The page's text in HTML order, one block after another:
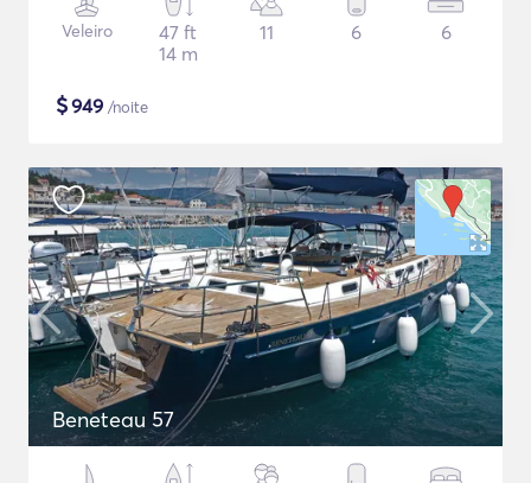
Veleiro
47 ft
14 m
11 6 6
$949 /noite
Beneteau 57